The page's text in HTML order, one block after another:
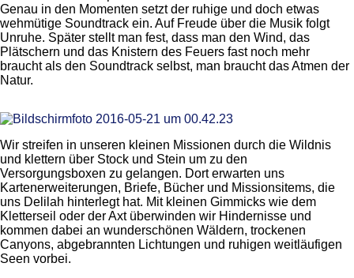
Genau in den Momenten setzt der ruhige und doch etwas
wehmütige Soundtrack ein. Auf Freude über die Musik folgt
Unruhe. Später stellt man fest, dass man den Wind, das
Plätschern und das Knistern des Feuers fast noch mehr
braucht als den Soundtrack selbst, man braucht das Atmen der
Natur.
Wir streifen in unseren kleinen Missionen durch die Wildnis
und klettern über Stock und Stein um zu den
Versorgungsboxen zu gelangen. Dort erwarten uns
Kartenerweiterungen, Briefe, Bücher und Missionsitems, die
uns Delilah hinterlegt hat. Mit kleinen Gimmicks wie dem
Kletterseil oder der Axt überwinden wir Hindernisse und
kommen dabei an wunderschönen Wäldern, trockenen
Canyons, abgebrannten Lichtungen und ruhigen weitläufigen
Seen vorbei.